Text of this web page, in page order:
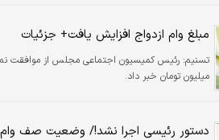
مبلغ وام ازدواج افزایش یافت+ جزئیات
تسنیم:
میلیون تومان خبر داد.
دستور رئیسی اجرا نشد!/ وضعیت صف وام